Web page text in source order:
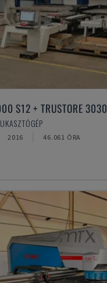
S12 + TRUSTORE 3030
2016 46.061 ÓRA